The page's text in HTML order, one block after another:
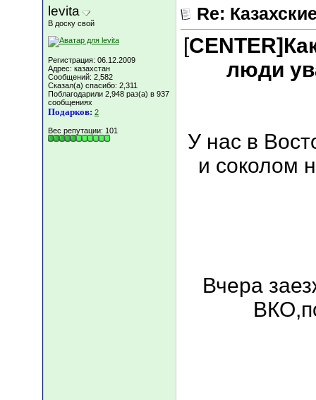
levita
В доску свой
Регистрация: 06.12.2009
Адрес: казахстан
Сообщений: 2,582
Сказал(а) спасибо: 2,311
Поблагодарили 2,948 раз(а) в 937
сообщениях
Подарков: 2
Вес репутации: 101
Re:
[
люди
У нас в
и соколом
Вчера